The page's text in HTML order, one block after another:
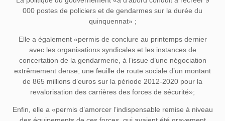
000 postes de policiers et de gendarmes sur la durée du
quinquennat» ;
Elle a également «permis de conclure au printemps dernier
avec les organisations syndicales et les instances de
concertation de la gendarmerie, à l’issue d’une négociation
extrêmement dense, une feuille de route sociale d’un montant
de 865 millions d’euros sur la période 2012-2020 pour la
revalorisation des carrières des forces de sécurité»;
Enfin, elle a «permis d’amorcer l’indispensable remise à niveau